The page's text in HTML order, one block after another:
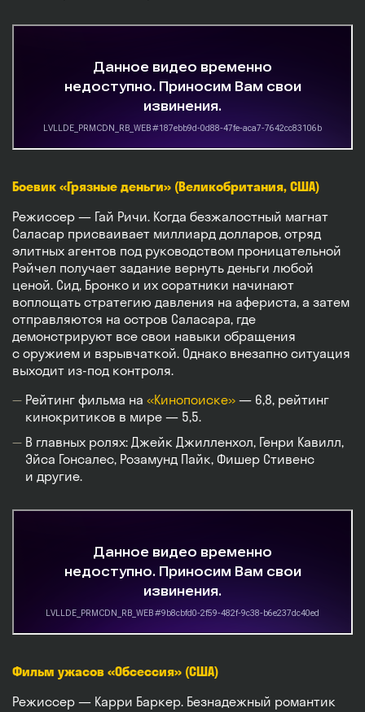
Боевик «Грязные деньги» (Великобритания, США)
Режиссер — Гай Ричи. Когда безжалостный магнат
Саласар присваивает миллиард долларов, отряд
элитных агентов под руководством проницательной
Рэйчел получает задание вернуть деньги любой
ценой. Сид, Бронко и их соратники начинают
воплощать стратегию давления на афериста, а затем
отправляются на остров Саласара, где
демонстрируют все свои навыки обращения
с оружием и взрывчаткой. Однако внезапно ситуация
выходит из-под контроля.
Рейтинг фильма на «Кинопоиске» — 6,8, рейтинг
кинокритиков в мире — 5,5.
В главных ролях: Джейк Джилленхол, Генри Кавилл,
Эйса Гонсалес, Розамунд Пайк, Фишер Стивенс
и другие.
Фильм ужасов «Обсессия» (США)
Режиссер — Карри Баркер. Безнадежный романтик